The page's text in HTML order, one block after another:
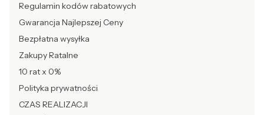
Regulamin kodów rabatowych
Gwarancja Najlepszej Ceny
Bezpłatna wysyłka
Zakupy Ratalne
10 rat x 0%
Polityka prywatności
CZAS REALIZACJI